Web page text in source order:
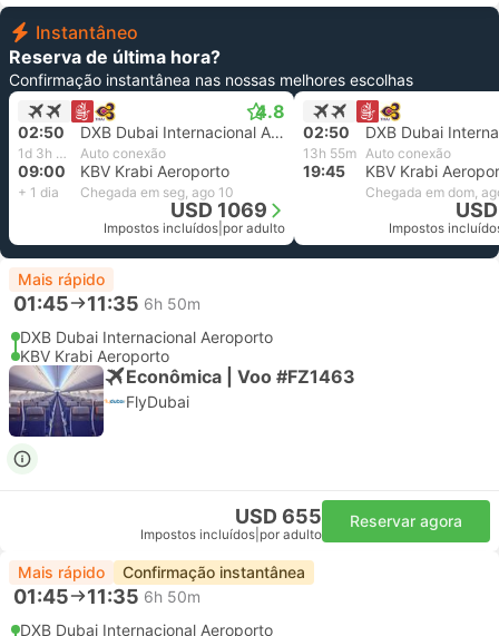
Instantâneo
Reserva de última hora?
Confirmação instantânea nas nossas melhores escolhas
4.8
02:50 DXB Dubai Internacional Aeroporto
1d 3h 10m Auto conexão
09:00 KBV Krabi Aeroporto
+ 1 dia Chegada em seg, ago 10
USD 1069
Impostos incluídos por adulto
02:50
13h 55m Auto conexão
19:45 KBV Krabi
Chegada em dom,
Impostos
Mais rápido
01:45 11:35 6h 50m
DXB Dubai Internacional Aeroporto
KBV Krabi Aeroporto
Econômica | Voo #FZ1463
FlyDubai
USD 655
Impostos incluídos por adulto
Reservar agora
Mais rápido Confirmação instantânea
01:45 11:35 6h 50m
DXB Dubai Internacional Aeroporto